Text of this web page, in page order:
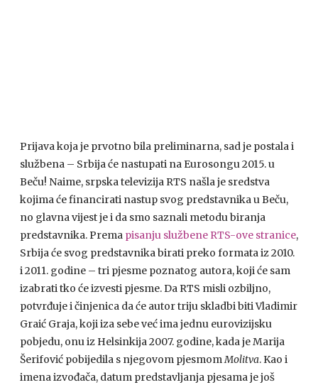
Prijava koja je prvotno bila preliminarna, sad je postala i
službena – Srbija će nastupati na Eurosongu 2015. u
Beču! Naime, srpska televizija RTS našla je sredstva
kojima će financirati nastup svog predstavnika u Beču,
no glavna vijest je i da smo saznali metodu biranja
predstavnika. Prema pisanju službene RTS-ove stranice,
Srbija će svog predstavnika birati preko formata iz 2010.
i 2011. godine – tri pjesme poznatog autora, koji će sam
izabrati tko će izvesti pjesme. Da RTS misli ozbiljno,
potvrđuje i činjenica da će autor triju skladbi biti Vladimir
Graić Graja, koji iza sebe već ima jednu eurovizijsku
pobjedu, onu iz Helsinkija 2007. godine, kada je Marija
Šerifović pobijedila s njegovom pjesmomMolitva. Kao i
imena izvođača, datum predstavljanja pjesama je još